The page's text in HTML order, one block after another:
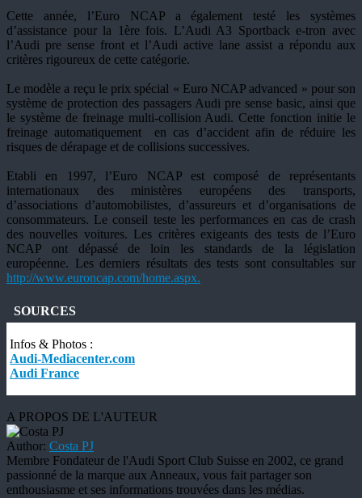
Cette année, l’Euro NCAP a également testé les systèmes
d’assistance pour la 1ère fois. L’Audi A3 Sportback e-tron avec
l’Audi pre sense front et l’Audi active lane assist a répondu aux
critères rigoureux de cette catégorie.
Le modèle a reçu le prix spécial « Euro NCAP advanced » pour son
système de protection des passagers Audi pre sense basic, ainsi que
le système de freinage multi-collision Audi. Cette fonction initie le
freinage automatiquement en cas d’accident afin de réduire les
risques de dérapage et de collisions successives.
Etabli en 1997, l’Euro NCAP est composé de représentants
internationaux des ministères européens des transports,
d’associations d’automobilistes, d’assureurs et d’organisations de
consommateurs. Le conseil teste les performances en cas de crash
des nouvelles voitures. Les critères exigeants des tests de l’Euro
NCAP ont dépassé de loin les standards de la législation
européenne. Les derniers résultats des tests sont consultables sur
http://www.euroncap.com/home.aspx.
SOURCES
Infos & Photos :
Audi-Mediacenter.com
Audi France
A PROPOS DE L'AUTEUR
Author: Costa PJ
Membre Fondateur de l'Audi Sport Club Suisse en 2002, ce grand
passionné de la marque aux Anneaux, vous fait partager son
enthousiasme et ses informations trouvées dans les médias.